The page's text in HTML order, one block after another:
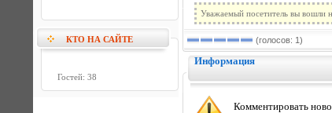
КТО НА САЙТЕ
Гостей: 38
Уважаемый посетитель вы вошли
(голосов: 1)
Информация
Комментировать